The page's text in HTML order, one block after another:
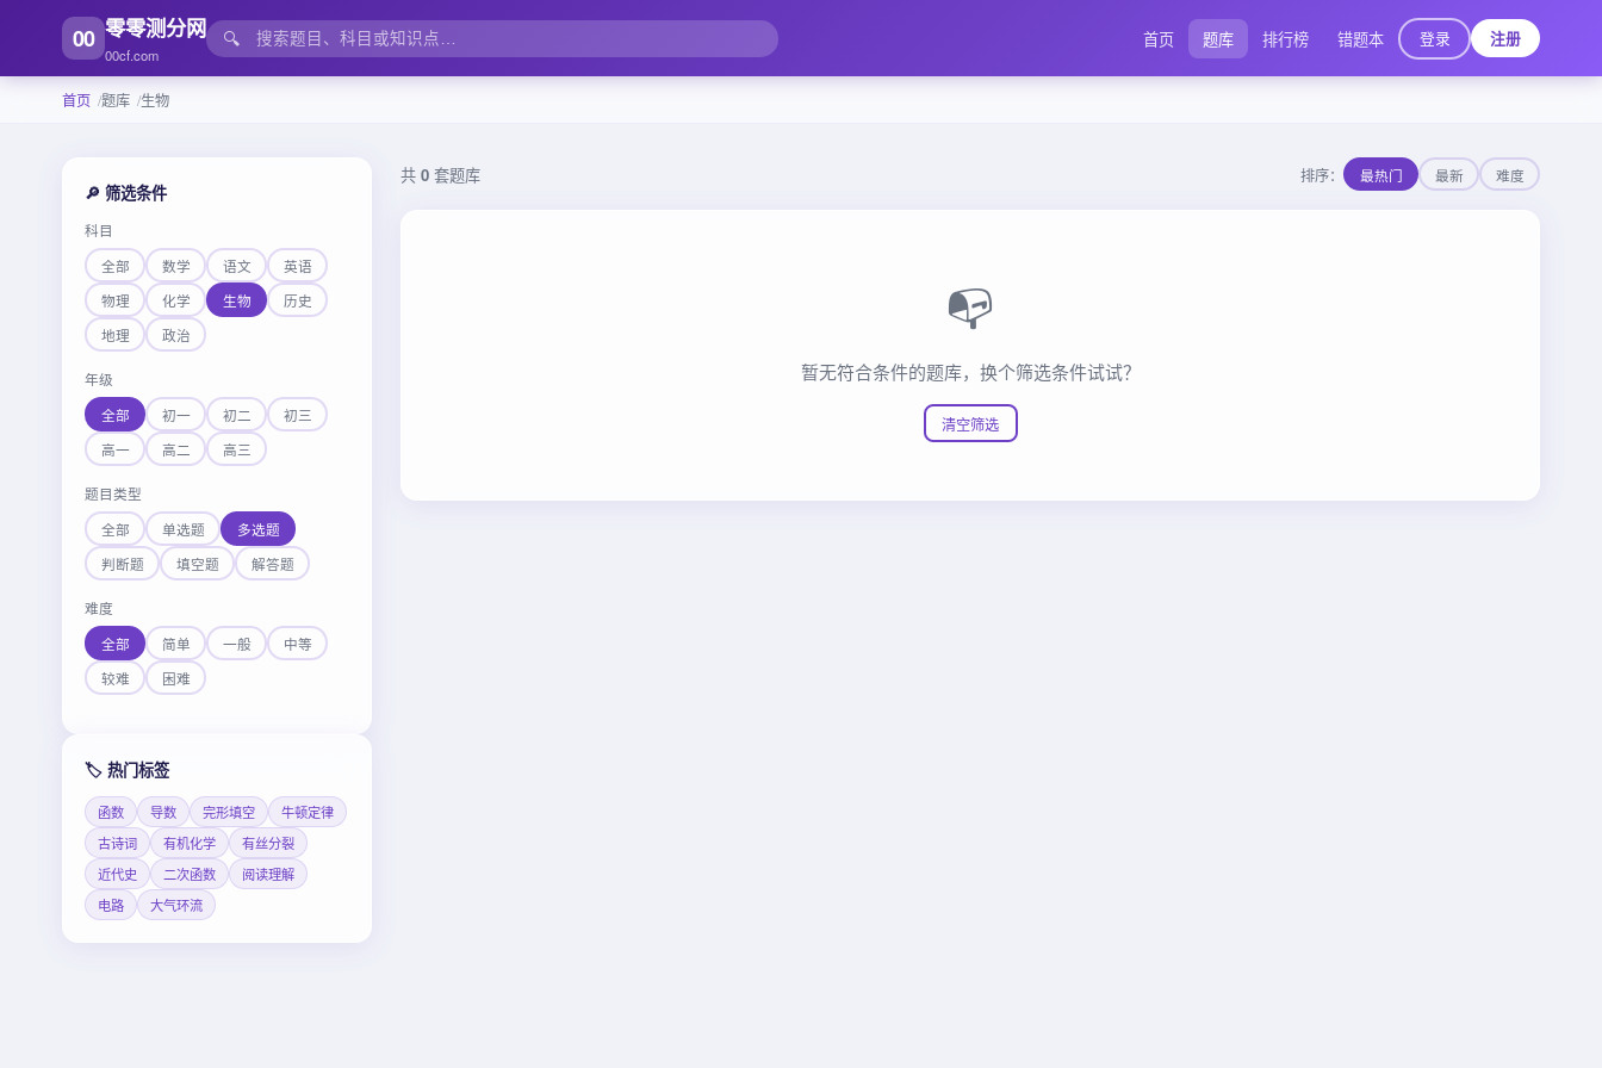
00 零零测分网
00cf.com
🔍 首页 题库 排行榜 错题本 登录 注册
首页 题库 生物
🔎 筛选条件
科目
全部
数学 语文
英语
物理
化学 生物
历史
地理
政治
年级
全部
初一 初二
初三
高一
高二 高三
题目类型
全部
单选题
多选题
判断题
填空题 解答题
难度
全部
简单 一般
中等
较难
困难
🏷️ 热门标签
函数 导数 完形填空
牛顿定律
古诗词
有机化学
有丝分裂
近代史
二次函数
阅读理解
电路
大气环流
共 0 套题库 排序： 最热门 最新 难度
📭
暂无符合条件的题库，换个筛选条件试试？
清空筛选